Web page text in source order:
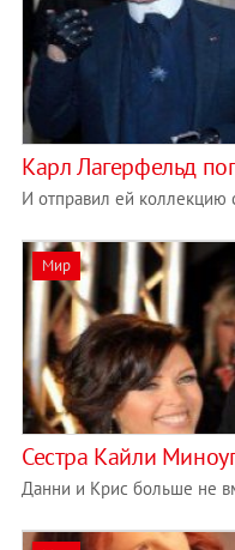
Карл Лагерфельд
И отправил ей коллекцию
Мир
Сестра Кайли
Данни и Крис больше не